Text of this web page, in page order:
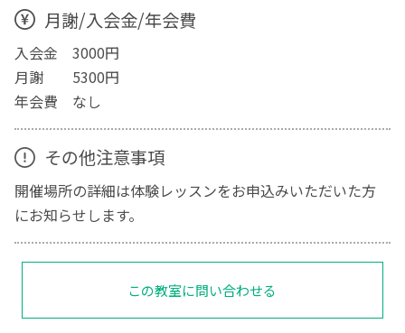
月謝/入会金/年会費
入会金 3000円
月謝 5300円
年会費 なし
その他注意事項
開催場所の詳細は体験レッスンをお申込みいただいた方
にお知らせします。
この教室に問い合わせる